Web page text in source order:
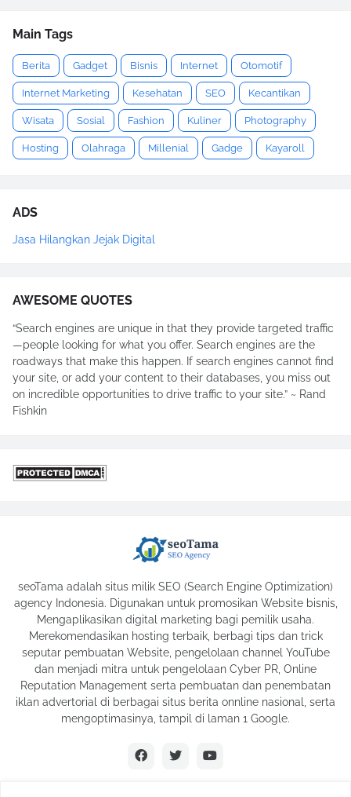
Main Tags
Berita Gadget Bisnis Internet Otomotif
Internet Marketing Kesehatan SEO Kecantikan
Wisata Sosial Fashion Kuliner Photography
Hosting Olahraga Millenial Gadge Kayaroll
ADS
Jasa Hilangkan Jejak Digital
AWESOME QUOTES
“Search engines are unique in that they provide targeted traffic
—people looking for what you offer. Search engines are the
roadways that make this happen. If search engines cannot find
your site, or add your content to their databases, you miss out
on incredible opportunities to drive traffic to your site.” ~ Rand
Fishkin
seoTama adalah situs milik SEO (Search Engine Optimization)
agency Indonesia. Digunakan untuk promosikan Website bisnis,
Mengaplikasikan digital marketing bagi pemilik usaha.
Merekomendasikan hosting terbaik, berbagi tips dan trick
seputar pembuatan Website, pengelolaan channel YouTube
dan menjadi mitra untuk pengelolaan Cyber PR, Online
Reputation Management serta pembuatan dan penembatan
iklan advertorial di berbagai situs berita onnline nasional, serta
mengoptimasinya, tampil di laman 1 Google.